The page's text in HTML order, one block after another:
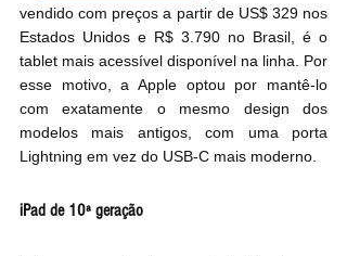
vendido com preços a partir de US$ 329 nos
Estados Unidos e R$ 3.790 no Brasil, é o
tablet mais acessível disponível na linha. Por
esse motivo, a Apple optou por mantê-lo
com exatamente o mesmo design dos
modelos mais antigos, com uma porta
Lightning em vez do USB-C mais moderno.
iPad de 10ª geração